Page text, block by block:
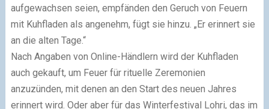
aufgewachsen seien, empfänden den Geruch von Feuern
mit Kuhfladen als angenehm, fügt sie hinzu. „Er erinnert sie
an die alten Tage.“
Nach Angaben von Online-Händlern wird der Kuhfladen
auch gekauft, um Feuer für rituelle Zeremonien
anzuzünden, mit denen an den Start des neuen Jahres
erinnert wird. Oder aber für das Winterfestival Lohri, das im